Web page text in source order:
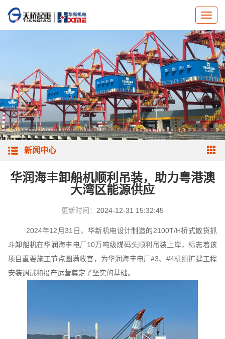
新闻中心
华润海丰卸船机顺利吊装，助力粤港澳
大湾区能源供应
更新时间： 2024-12-31 15:32:45
2024年12月31日，华新机电设计制造的2100T/H桥式散货抓
斗卸船机在华润海丰电厂10万吨级煤码头顺利吊装上岸，标志着该
项目重要施工节点圆满收官，为华润海丰电厂#3、#4机组扩建工程
安装调试和投产运营奠定了坚实的基础。